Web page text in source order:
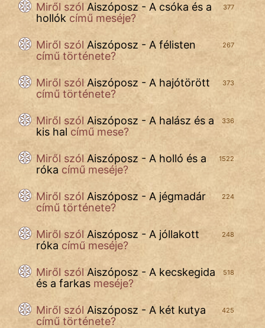
Elbeszélés
Tanmese
Vers
IRODALOM
SZÓLÁS
És
KÖZMONDÁS
PSZICHO
ZENE
377
Miről szól Aiszóposz - A csóka és a
hollók című meséje?
267
Miről szól Aiszóposz - A félisten
című története?
373
Miről szól Aiszóposz - A hajótörött
című története?
336
Miről szól Aiszóposz - A halász és a
kis hal című mese?
1522
Miről szól Aiszóposz - A holló és a
róka című meséje?
224
Miről szól Aiszóposz - A jégmadár
című története?
248
Miről szól Aiszóposz - A jóllakott
rókacímű meséje?
518
Miről szól Aiszóposz - A kecskegida
és a farkas meséje?
425
Miről szól Aiszóposz - A két kutya
című története?